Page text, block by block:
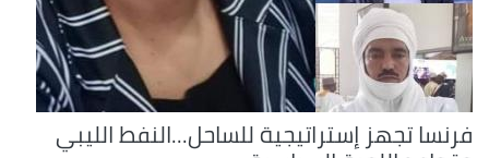
فرنسا تجهز إستراتيجية للساحل...النفط الليبي